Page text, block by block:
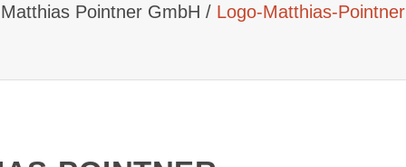
Matthias Pointner GmbH / Logo-Matthias-Pointner